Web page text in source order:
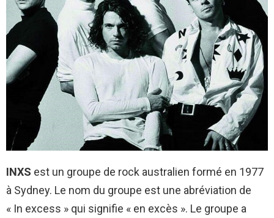
INXS est un groupe de rock australien formé en 1977
à Sydney. Le nom du groupe est une abréviation de
« In excess » qui signifie « en excès ». Le groupe a